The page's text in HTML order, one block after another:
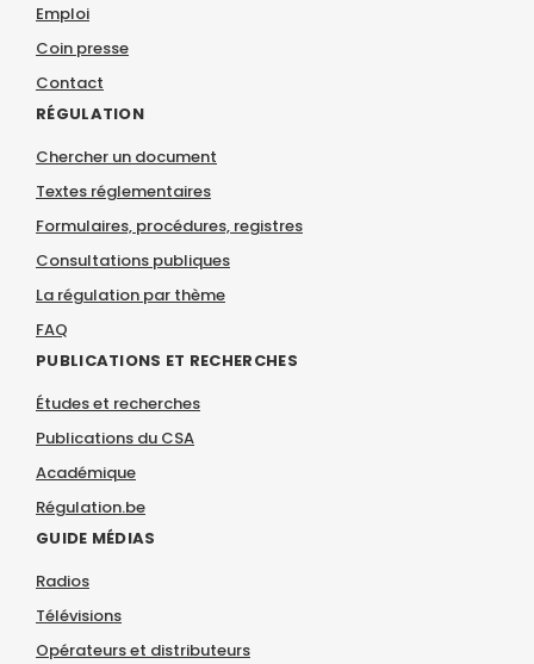
Emploi
Coin presse
Contact
RÉGULATION
Chercher un document
Textes réglementaires
Formulaires, procédures, registres
Consultations publiques
La régulation par thème
FAQ
PUBLICATIONS ET RECHERCHES
Études et recherches
Publications du CSA
Académique
Régulation.be
GUIDE MÉDIAS
Radios
Télévisions
Opérateurs et distributeurs